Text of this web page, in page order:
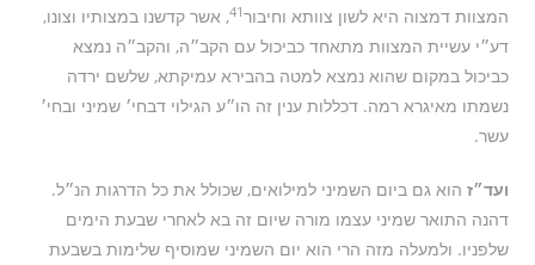
המצוות דמצוה היא לשון צוותא וחיבור41, אשר קדשנו במצותיו וצונו,
דע״י עשיית המצוות מתאחד כביכול עם הקב״ה, והקב״ה נמצא
כביכול במקום שהוא נמצא למטה בהבירא עמיקתא, שלשם ירדה
נשמתו מאיגרא רמה. דכללות ענין זה הו״ע הגילוי דבחי׳ שמיני ובחי׳
עשר.
ועד״ז הוא גם ביום השמיני למילואים, שכולל את כל הדרגות הנ״ל.
דהנה התואר שמיני עצמו מורה שיום זה בא לאחרי שבעת הימים
שלפניו. ולמעלה מזה הרי הוא יום השמיני שמוסיף שלימות בשבעת